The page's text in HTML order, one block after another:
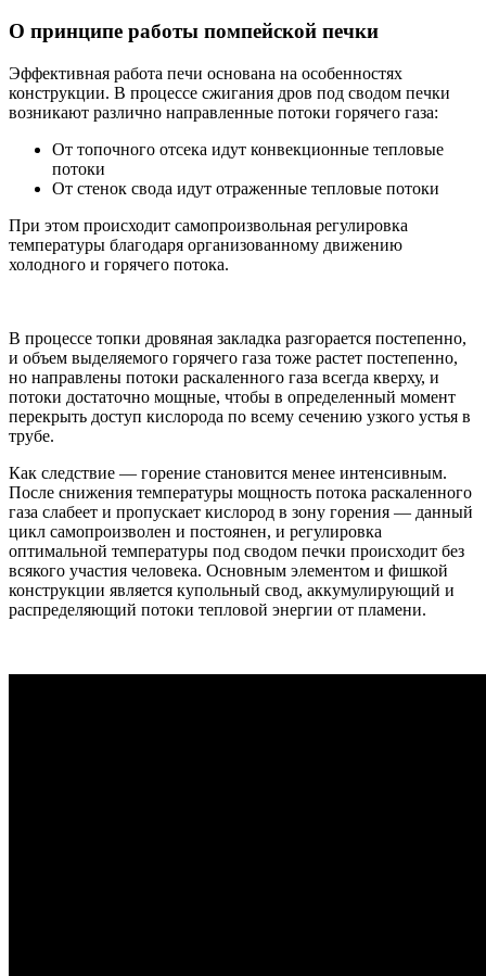
О принципе работы помпейской печки
Эффективная работа печи основана на особенностях
конструкции. В процессе сжигания дров под сводом печки
возникают различно направленные потоки горячего газа:
От топочного отсека идут конвекционные тепловые
потоки
От стенок свода идут отраженные тепловые потоки
При этом происходит самопроизвольная регулировка
температуры благодаря организованному движению
холодного и горячего потока.
В процессе топки дровяная закладка разгорается постепенно,
и объем выделяемого горячего газа тоже растет постепенно,
но направлены потоки раскаленного газа всегда кверху, и
потоки достаточно мощные, чтобы в определенный момент
перекрыть доступ кислорода по всему сечению узкого устья в
трубе.
Как следствие — горение становится менее интенсивным.
После снижения температуры мощность потока раскаленного
газа слабеет и пропускает кислород в зону горения — данный
цикл самопроизволен и постоянен, и регулировка
оптимальной температуры под сводом печки происходит без
всякого участия человека. Основным элементом и фишкой
конструкции является купольный свод, аккумулирующий и
распределяющий потоки тепловой энергии от пламени.